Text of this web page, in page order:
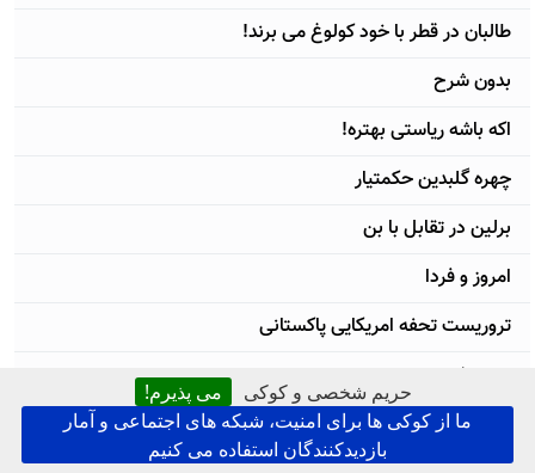
حریم شخصی و کوکی
می پذیرم!
ما از کوکی ها برای امنیت، شبکه های اجتماعی و آمار
بازدیدکنندگان استفاده می کنیم
طالبان در قطر با خود کولوغ می برند!
بدون شرح
اکه باشه ریاستی بهتره!
چهره گلبدین حکمتیار
برلین در تقابل با بن
امروز و فردا
تروریست تحفه امریکایی پاکستانی
بدون شرح
صدور تروریست از عربستان به افغانستان